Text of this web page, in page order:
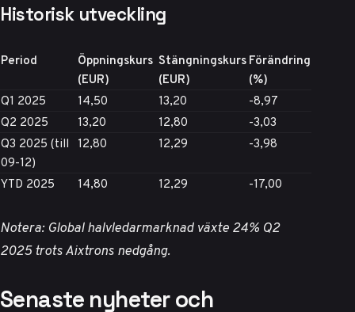
Historisk utveckling
Period
Öppningskurs
(EUR)
Stängningskurs
(EUR)
Förändring
(%)
Q1 2025
14,50 13,20
-8,97
Q2 2025
13,20 12,80
-3,03
Q3 2025 (till
09-12)
12,80 12,29 -3,98
YTD 2025 14,80 12,29 -17,00
Notera: Global halvledarmarknad växte 24% Q2
2025 trots Aixtrons nedgång.
Senaste nyheter och